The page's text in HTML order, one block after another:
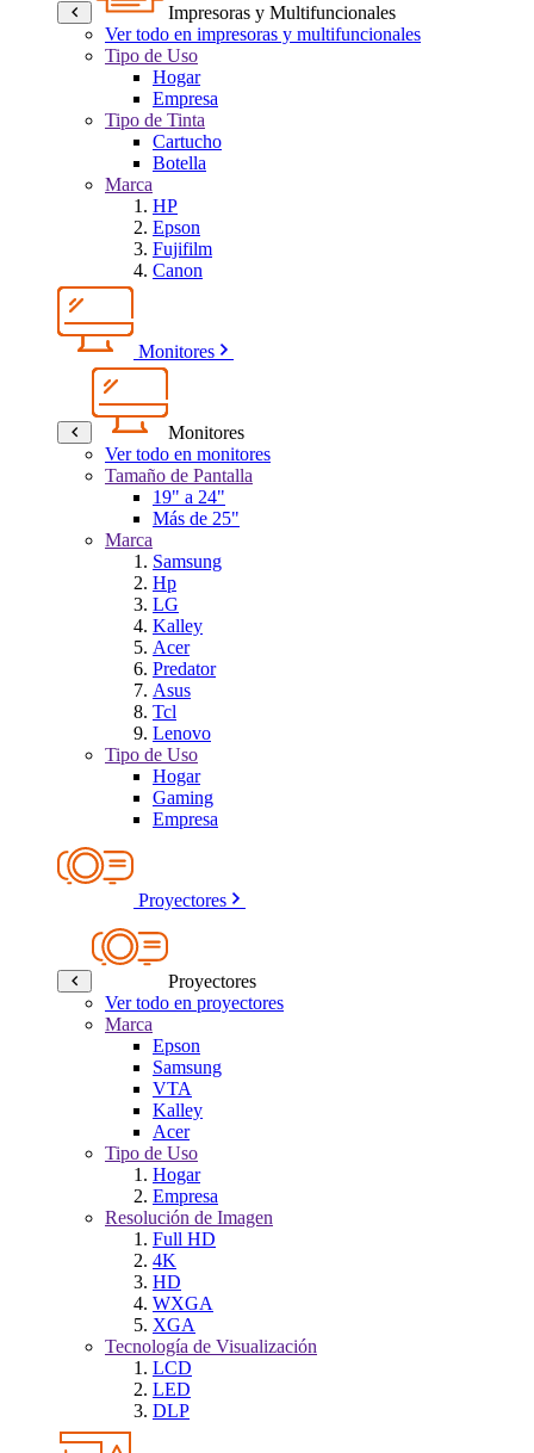
Impresoras y Multifuncionales
Ver todo en impresoras y multifuncionales
Tipo de Uso
Hogar
Empresa
Tipo de Tinta
Cartucho
Botella
Marca
HP
Epson
Fujifilm
Canon
Monitores
Monitores
Ver todo en monitores
Tamaño de Pantalla
19" a 24"
Más de 25"
Marca
Samsung
Hp
LG
Kalley
Acer
Predator
Asus
Tcl
Lenovo
Tipo de Uso
Hogar
Gaming
Empresa
Proyectores
Proyectores
Ver todo en proyectores
Marca
Epson
Samsung
VTA
Kalley
Acer
Tipo de Uso
Hogar
Empresa
Resolución de Imagen
Full HD
4K
HD
WXGA
XGA
Tecnología de Visualización
LCD
LED
DLP